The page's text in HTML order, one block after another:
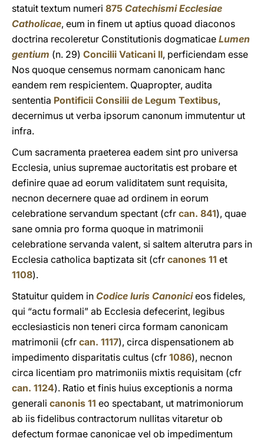
statuit textum numeri 875 Catechismi Ecclesiae
Catholicae, eum in finem ut aptius quoad diaconos
doctrina recoleretur Constitutionis dogmaticae Lumen
gentium (n. 29) Concilii Vaticani II, perficiendam esse
Nos quoque censemus normam canonicam hanc
eandem rem respicientem. Quapropter, audita
sententia Pontificii Consilii de Legum Textibus,
decernimus ut verba ipsorum canonum immutentur ut
infra.
Cum sacramenta praeterea eadem sint pro universa
Ecclesia, unius supremae auctoritatis est probare et
definire quae ad eorum validitatem sunt requisita,
necnon decernere quae ad ordinem in eorum
celebratione servandum spectant (cfr can. 841), quae
sane omnia pro forma quoque in matrimonii
celebratione servanda valent, si saltem alterutra pars in
Ecclesia catholica baptizata sit (cfr canones 11 et
1108).
Statuitur quidem in Codice Iuris Canonicieos fideles,
qui “actu formali” ab Ecclesia defecerint, legibus
ecclesiasticis non teneri circa formam canonicam
matrimonii (cfr can. 1117), circa dispensationem ab
impedimento disparitatis cultus (cfr 1086), necnon
circa licentiam pro matrimoniis mixtis requisitam (cfr
can. 1124). Ratio et finis huius exceptionis a norma
generali canonis 11 eo spectabant, ut matrimoniorum
ab iis fidelibus contractorum nullitas vitaretur ob
defectum formae canonicae vel ob impedimentum